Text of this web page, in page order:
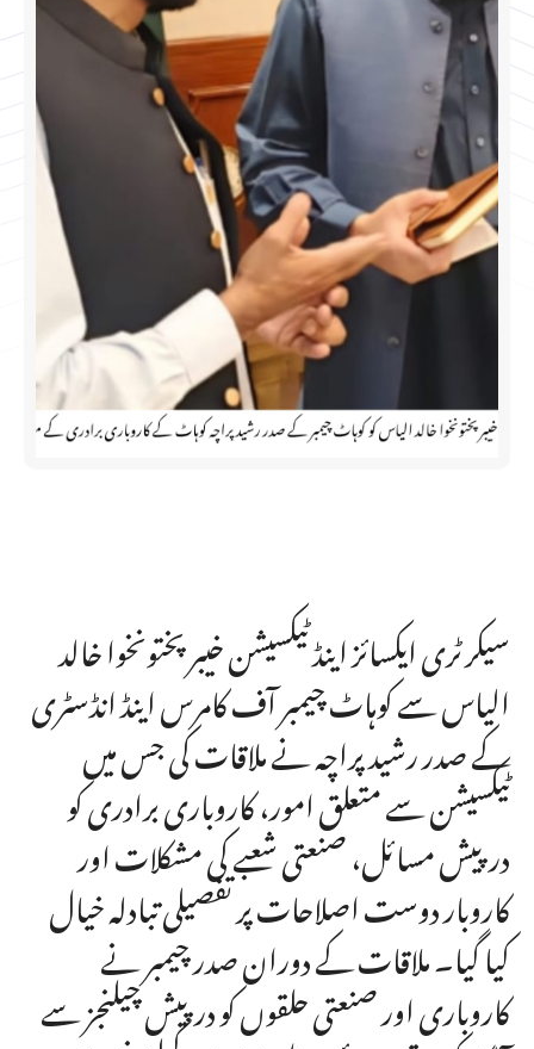
سیکرٹری ایکسائز اینڈ ٹیکسیشن خیبرپختونخوا خالد
الیاس سے کوہاٹ چیمبر آف کامرس اینڈ انڈسٹری
کے صدر رشید پراچہ نے ملاقات کی جس میں
ٹیکسیشن سے متعلق امور، کاروباری برادری کو
درپیش مسائل، صنعتی شعبے کی مشکلات اور
کاروبار دوست اصلاحات پر تفصیلی تبادلہ خیال
کیا گیا۔ ملاقات کے دوران صدر چیمبر نے
کاروباری اور صنعتی حلقوں کو درپیش چیلنجز سے